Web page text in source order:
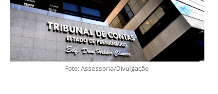
Foto: Assessoria/Divulgação